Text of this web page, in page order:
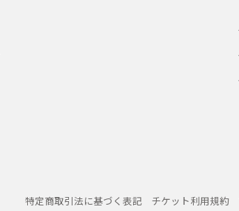
特定商取引法に基づく表記 チケット利用規約